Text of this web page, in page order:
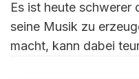
Es ist heute schwerer
seine Musik zu
macht, kann dabei